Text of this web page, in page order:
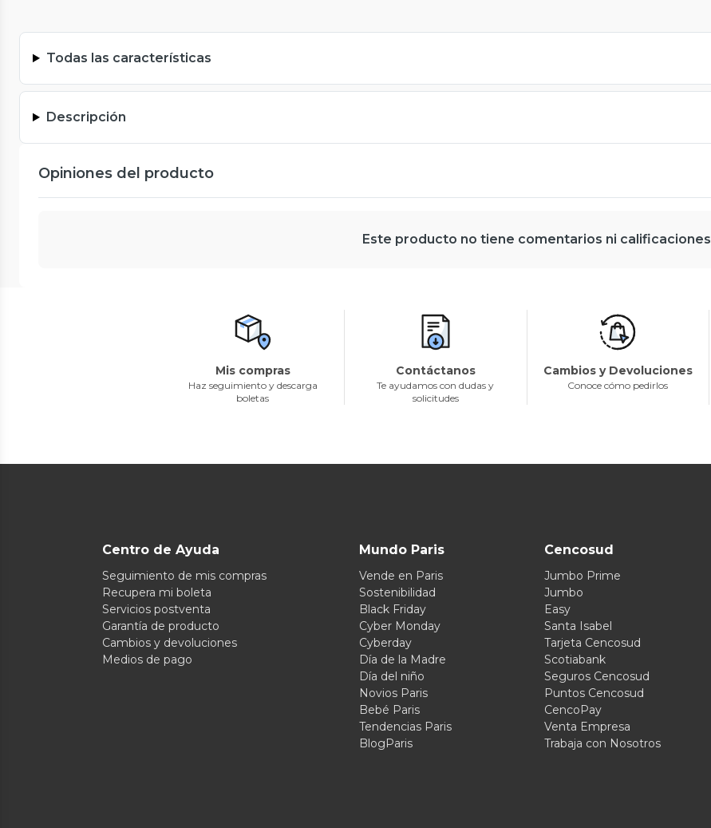
Todas las características
Descripción
Opiniones del producto
Este producto no tiene comentarios ni calificaciones
Mis compras
Haz seguimiento y descarga
boletas
Contáctanos
Te ayudamos con dudas y
solicitudes
Cambios y Devoluciones
Conoce cómo pedirlos
Centro de Ayuda
Seguimiento de mis compras
Recupera mi boleta
Servicios postventa
Garantía de producto
Cambios y devoluciones
Medios de pago
Mundo Paris
Vende en Paris
Sostenibilidad
Black Friday
Cyber Monday
Cyberday
Día de la Madre
Día del niño
Novios Paris
Bebé Paris
Tendencias Paris
BlogParis
Cencosud
Jumbo Prime
Jumbo
Easy
Santa Isabel
Tarjeta Cencosud
Scotiabank
Seguros Cencosud
Puntos Cencosud
CencoPay
Venta Empresa
Trabaja con Nosotros